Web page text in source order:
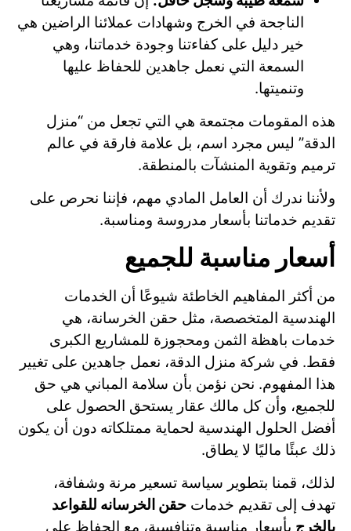
الناجحة في الخرج وشهادات عملائنا الراضين هي
خير دليل على كفاءتنا وجودة خدماتنا، وهي
السمعة التي نعمل جاهدين للحفاظ عليها
وتنميتها.
هذه المقومات مجتمعة هي التي تجعل من “منزل
الدقة” ليس مجرد اسم، بل علامة فارقة في عالم
ترميم وتقوية المنشآت بالمنطقة.
ولأننا ندرك أن العامل المادي مهم، فإننا نحرص على
تقديم خدماتنا بأسعار مدروسة ومناسبة.
أسعار مناسبة للجميع
من أكثر المفاهيم الخاطئة شيوعًا أن الخدمات
الهندسية المتخصصة، مثل حقن الخرسانة، هي
خدمات باهظة الثمن ومحجوزة للمشاريع الكبرى
فقط. في شركة منزل الدقة، نعمل جاهدين على تغيير
هذا المفهوم. نحن نؤمن بأن سلامة المباني هي حق
للجميع، وأن كل مالك عقار يستحق الحصول على
أفضل الحلول الهندسية لحماية ممتلكاته دون أن يكون
ذلك عبئًا ماليًا لا يطاق.
لذلك، قمنا بتطوير سياسة تسعير مرنة وشفافة،
تهدف إلى تقديم خدمات حقن الخرسانه للقواعد
بالخرج بأسعار مناسبة وتنافسية، مع الحفاظ على